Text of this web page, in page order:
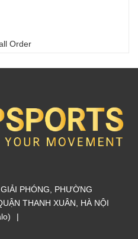
Order
PHÓNG, PHƯỜNG
THANH XUÂN, HÀ NỘI